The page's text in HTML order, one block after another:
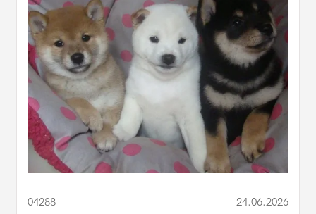
04288 24.06.2026